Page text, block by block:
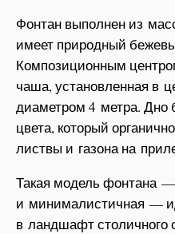
Фонтан выполнен из
имеет природный
Композиционным
чаша, установленная в
диаметром 4 метра. Дно
цвета, который
листвы и газона на
Такая модель фонтана
и минималистичная —
в ландшафт столичного